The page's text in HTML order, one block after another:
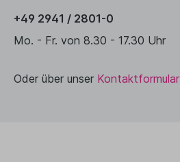
+49 2941 / 2801-0
Mo. - Fr. von 8.30 - 17.30 Uhr
Oder über unser Kontaktformular